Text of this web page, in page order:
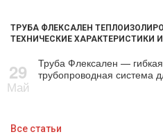
ТРУБА ФЛЕКСАЛЕН
ТЕХНИЧЕСКИЕ ХАРАКТЕРИСТИКИ
29
Май
Труба Флексален —
трубопроводная система
Все статьи